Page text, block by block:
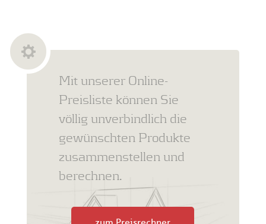
Mit unserer Online-
Preisliste können Sie
völlig unverbindlich die
gewünschten Produkte
zusammenstellen und
berechnen.